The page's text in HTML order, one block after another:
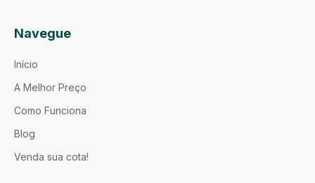
Navegue
Início
A Melhor Preço
Como Funciona
Blog
Venda sua cota!